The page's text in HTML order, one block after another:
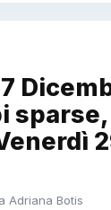
Adriana Botis